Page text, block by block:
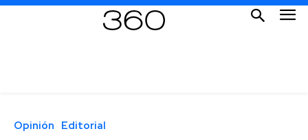
Opinión Editorial